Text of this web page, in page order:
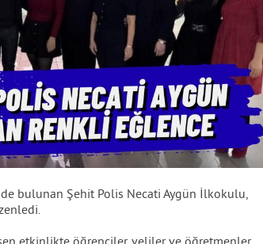
bulunan Şehit Polis Necati Aygün İlkokulu,
etkinlikte öğrenciler, veliler ve öğretmenler